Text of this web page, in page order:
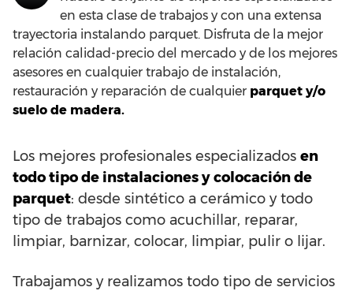
en esta clase de trabajos y con una extensa
trayectoria instalando parquet. Disfruta de la mejor
relación calidad-precio del mercado y de los mejores
asesores en cualquier trabajo de instalación,
restauración y reparación de cualquier parquet y/o
suelo de madera.
Los mejores profesionales especializados en
todo tipo de instalaciones y colocación de
parquet: desde sintético a cerámico y todo
tipo de trabajos como acuchillar, reparar,
limpiar, barnizar, colocar, limpiar, pulir o lijar.
Trabajamos y realizamos todo tipo de servicios